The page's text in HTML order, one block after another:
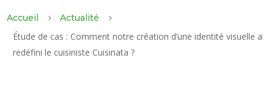
Accueil 5 Actualité 5
Étude de cas : Comment notre création d’une identité visuelle a
redéfini le cuisiniste Cuisinata ?